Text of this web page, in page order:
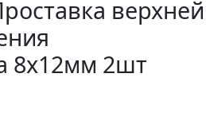
верхней
8x12мм 2шт